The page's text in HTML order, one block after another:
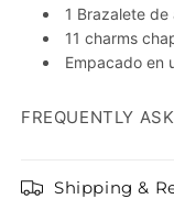
1 Brazalete
11 charms
Empacado en
FREQUENTLY
Shipping &